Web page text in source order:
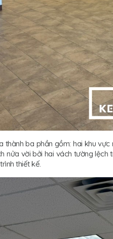
ba phần gồm: hai khu
nửa vời bởi hai vách tường
trình thiết kế.